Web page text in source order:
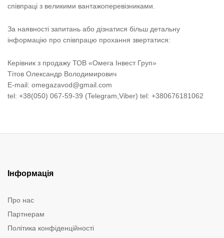
співпраці з великими вантажоперевізниками.
За наявності запитань або дізнатися більш детальну
інформацію про співпрацю прохання звертатися:
Керівник з продажу ТОВ «Омега Інвест Груп»
Тітов Олександр Володимирович
E-mail: omegazavod@gmail.com
tel: +38(050) 067-59-39 (Telegram,Viber) tel: +380676181062
Інформація
Про нас
Партнерам
Політика конфіденційності